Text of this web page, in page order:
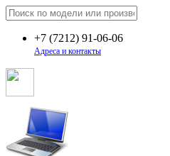
+7 (7212) 91-06-06
Адреса и контакты